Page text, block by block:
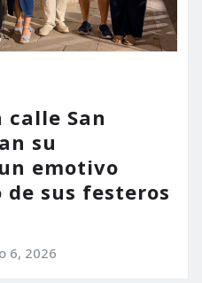
calle San
su
emotivo
sus festeros
6, 2026